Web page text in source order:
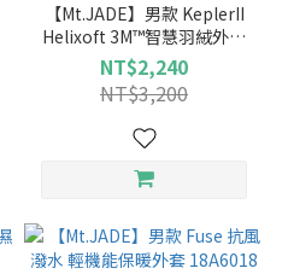
【Mt.JADE】男款 KeplerII
Helixoft 3M™智慧羽絨外套
18A6013
NT$2,240
NT$3,200